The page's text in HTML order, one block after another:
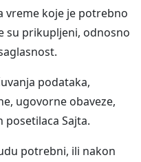
vreme koje je potrebno
su prikupljeni, odnosno
podataka,
ugovorne obaveze,
posetilaca Sajta.
potrebni, ili nakon